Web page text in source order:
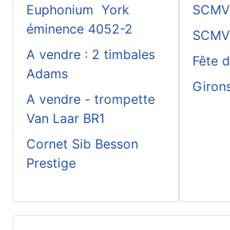
Euphonium York
éminence 4052-2
A vendre : 2 timbales
Adams
A vendre - trompette
Van Laar BR1
Cornet Sib Besson
Prestige
Fête